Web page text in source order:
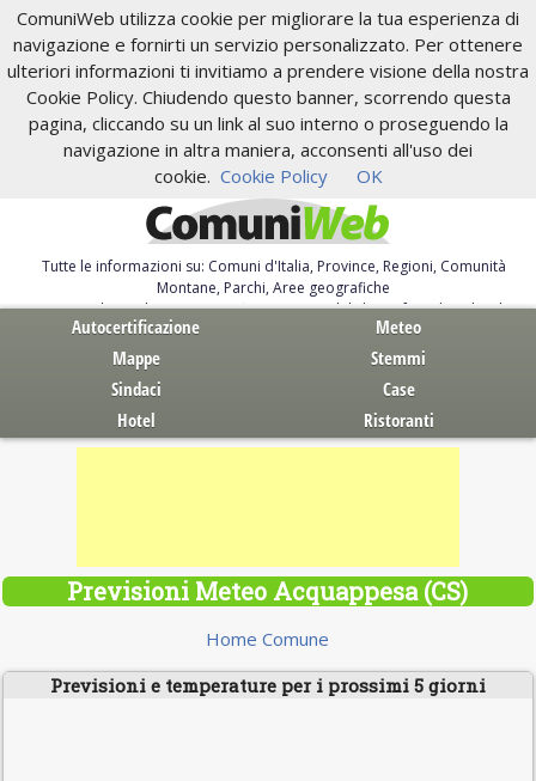
ComuniWeb utilizza cookie per migliorare la tua esperienza di
navigazione e fornirti un servizio personalizzato. Per ottenere
ulteriori informazioni ti invitiamo a prendere visione della nostra
Cookie Policy. Chiudendo questo banner, scorrendo questa
pagina, cliccando su un link al suo interno o proseguendo la
navigazione in altra maniera, acconsenti all'uso dei
cookie. Cookie Policy OK
Tutte le informazioni su: Comuni d'Italia, Province, Regioni, Comunità
Montane, Parchi, Aree geografiche
Servizi al Cittadino. Autocertificazione, moduli, leggi, free download
Autocertificazione
Meteo
Mappe
Stemmi
Sindaci
Case
Hotel
Ristoranti
Previsioni Meteo Acquappesa (CS)
Home Comune
Previsioni e temperature per i prossimi 5 giorni